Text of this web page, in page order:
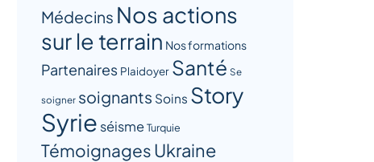
Médecins Nos actions
sur le terrain Nos formations
Partenaires Plaidoyer Santé Se
soigner soignants Soins Story
Syrie séisme Turquie
TémoignagesUkraine